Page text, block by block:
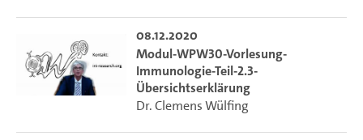
08.12.2020
Modul-WPW30-Vorlesung-
Immunologie-Teil-2.3-
Übersichtserklärung
Dr. Clemens Wülfing